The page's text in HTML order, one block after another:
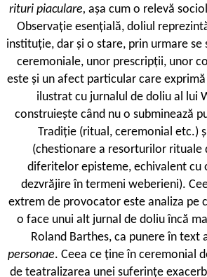
rituri piaculare, așa cum o relevă
Observație esențială, doliul
instituție, dar și o stare, prin urmare se
ceremoniale, unor prescripții, unor
este și un afect particular care
ilustrat cu jurnalul de doliu al lui
construiește când nu o subminează
Tradiție (ritual, ceremonial etc.)
(chestionare a resorturilor rituale
diferitelor episteme, echivalent cu
dezvrăjire în termeni weberieni).
extrem de provocator este analiza pe
o face unui alt jurnal de doliu încă
Roland Barthes, ca punere în text
personae. Ceea ce ține în ceremonial
de teatralizarea unei suferințe